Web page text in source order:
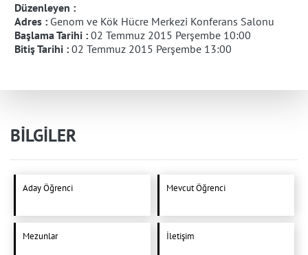
Düzenleyen :
Adres : Genom ve Kök Hücre Merkezi Konferans Salonu
Başlama Tarihi : 02 Temmuz 2015 Perşembe 10:00
Bitiş Tarihi : 02 Temmuz 2015 Perşembe 13:00
BİLGİLER
Aday Öğrenci Mevcut Öğrenci
Mezunlar İletişim